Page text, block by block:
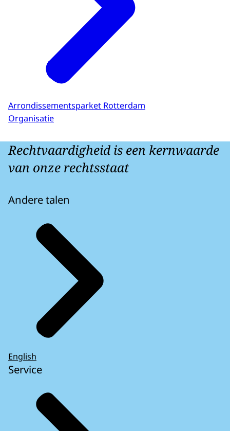
Arrondissementsparket Rotterdam
Organisatie
Rechtvaardigheid is een kernwaarde
van onze rechtsstaat
Andere talen
English
Service